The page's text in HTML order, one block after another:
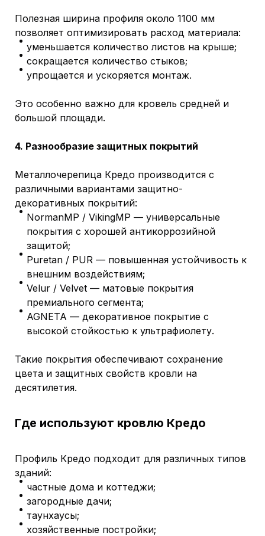
Полезная ширина профиля около 1100 мм
позволяет оптимизировать расход материала:
уменьшается количество листов на крыше;
сокращается количество стыков;
упрощается и ускоряется монтаж.
Это особенно важно для кровель средней и
большой площади.
4. Разнообразие защитных покрытий
Металлочерепица Кредо производится с
различными вариантами защитно-
декоративных покрытий:
NormanMP / VikingMP — универсальные
покрытия с хорошей антикоррозийной
защитой;
Puretan / PUR — повышенная устойчивость к
внешним воздействиям;
Velur / Velvet — матовые покрытия
премиального сегмента;
AGNETA — декоративное покрытие с
высокой стойкостью к ультрафиолету.
Такие покрытия обеспечивают сохранение
цвета и защитных свойств кровли на
десятилетия.
Где используют кровлю Кредо
Профиль Кредо подходит для различных типов
зданий:
частные дома и коттеджи;
загородные дачи;
таунхаусы;
хозяйственные постройки;